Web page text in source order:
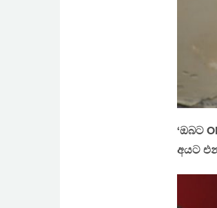
‘ඔබට
අයට